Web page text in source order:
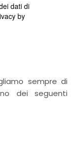
sempre di
dei seguenti